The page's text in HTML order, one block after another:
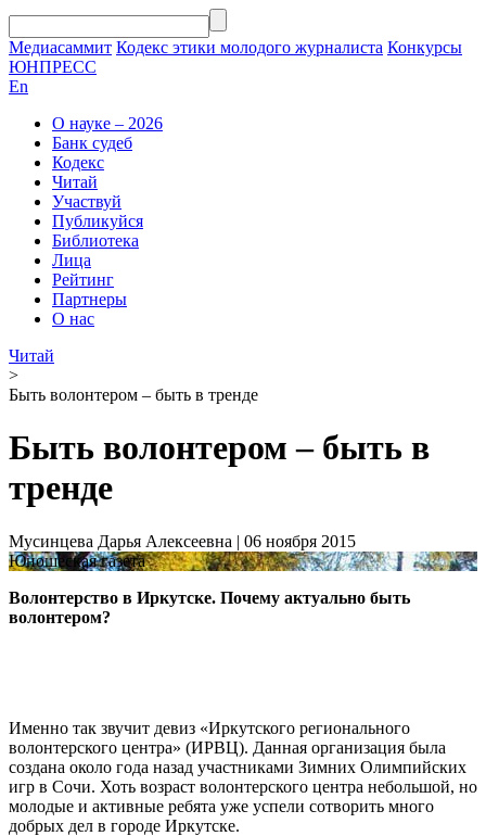
Медиасаммит Кодекс этики молодого журналиста Конкурсы
ЮНПРЕСС
En
О науке – 2026
Банк судеб
Кодекс
Читай
Участвуй
Публикуйся
Библиотека
Лица
Рейтинг
Партнеры
О нас
Читай
>
Быть волонтером – быть в тренде
Быть волонтером – быть в
тренде
Мусинцева Дарья Алексеевна | 06 ноября 2015
Юношеская газета
Волонтерство в Иркутске. Почему актуально быть
волонтером?
Именно так звучит девиз «Иркутского регионального
волонтерского центра» (ИРВЦ). Данная организация была
создана около года назад участниками Зимних Олимпийских
игр в Сочи. Хоть возраст волонтерского центра небольшой, но
молодые и активные ребята уже успели сотворить много
добрых дел в городе Иркутске.